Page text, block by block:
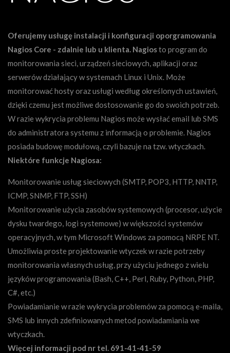
Oferujemy usługę instalacji i konfiguracji oporgramowania
Nagios Core - zdalnie lub u klienta. Nagiosto program do
monitorowania sieci, urządzeń sieciowych, aplikacji oraz
serwerów działający w systemach Linux i Unix. Może
monitorować hosty oraz usługi według określonych ustawień,
dzięki czemu jest możliwe dostosowanie go do swoich potrzeb.
W razie wykrycia problemu Nagios może wysłać email lub SMS
do administratora systemu z informacją o problemie. Nagios
posiada budowę modułową, czyli bazuje na tzw. wtyczkach.
Niektóre funkcje Nagiosa:
Monitorowanie usług sieciowych (SMTP, POP3, HTTP, NNTP,
ICMP, SNMP, FTP, SSH)
Monitorowanie użycia zasobów systemowych (procesor, użycie
dysku twardego, logi systemowe) w większości systemów
operacyjnych, w tym Microsoft Windows za pomocą NRPE NT.
Umożliwia proste projektowanie wtyczek w razie potrzeby
monitorowania własnych usług, przy użyciu jednego z wielu
języków programowania (Bash, C++, Perl, Ruby, Python, PHP,
C#, etc.)
Powiadamianie w razie wykrycia problemów za pomocą e-maila,
SMS lub innych zdefiniowanych metod powiadamiania we
wtyczkach.
Więcej informacji pod nr tel. 691-41-41-59